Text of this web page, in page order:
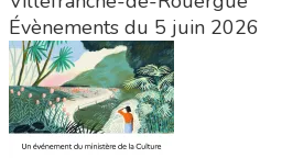
Évènements du 5 juin 2026